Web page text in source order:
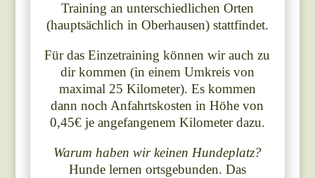
Training an unterschiedlichen Orten
(hauptsächlich in Oberhausen) stattfindet.
Für das Einzetraining können wir auch zu
dir kommen (in einem Umkreis von
maximal 25 Kilometer). Es kommen
dann noch Anfahrtskosten in Höhe von
0,45€ je angefangenem Kilometer dazu.
Warum haben wir keinen Hundeplatz?
Hunde lernen ortsgebunden. Das